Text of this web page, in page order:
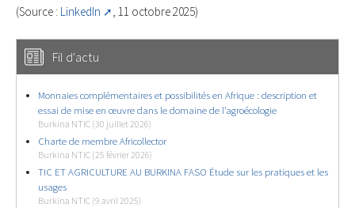
(Source : LinkedIn , 11 octobre 2025)
Fil d'actu
Monnaies complémentaires et possibilités en Afrique : description et
essai de mise en œuvre dans le domaine de l’agroécologie
Burkina NTIC (30 juillet 2026)
Charte de membre Africollector
Burkina NTIC (25 février 2026)
TIC ET AGRICULTURE AU BURKINA FASO Étude sur les pratiques et les
usages
Burkina NTIC (9 avril 2025)